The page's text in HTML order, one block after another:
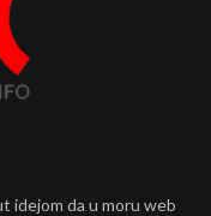
idejom da u moru web